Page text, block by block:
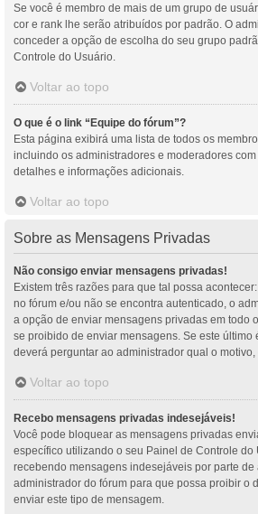
Se você é membro de mais de um grupo de
cor e rank lhe serão atribuídos por padrão. O
conceder a opção de escolha do seu grupo
Controle do Usuário.
Voltar ao topo
O que é o link “Equipe do fórum”?
Esta página exibirá uma lista de todos os
incluindo os administradores e moderadores
detalhes e informações adicionais.
Voltar ao topo
Sobre as Mensagens Privadas
Não consigo enviar mensagens privadas!
Existem três razões para que tal possa
no fórum e/ou não se encontra autenticado, o
a opção de enviar mensagens privadas em todo
se proibido de enviar mensagens. Se este último
deverá perguntar ao administrador qual o
Voltar ao topo
Recebo mensagens privadas indesejáveis!
Você pode bloquear as mensagens privadas
específico utilizando o seu Painel de Controle do
recebendo mensagens indesejáveis por parte de
administrador do fórum para que possa proibir o
enviar este tipo de mensagem.